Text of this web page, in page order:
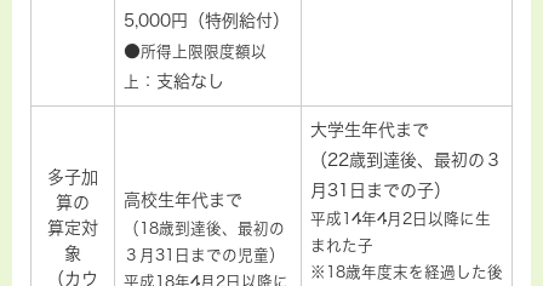
5,000円（特例給付）
●所得上限限度額以
上
：支給なし
多子加
算の
算定対
象
（カウ
高校生年代まで
（18歳到達後、最初の
３月31日までの児童）
平成18年4月2日以降に
大学生年代まで
（22歳到達後、最初の３
月31日までの子）
平成14年4月2日以降に生
まれた子
※18歳年度末を経過した後